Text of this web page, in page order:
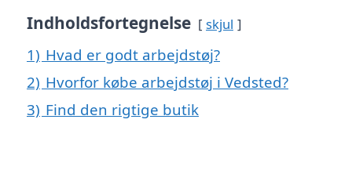
Indholdsfortegnelse skjul
1) Hvad er godt arbejdstøj?
2) Hvorfor købe arbejdstøj i Vedsted?
3) Find den rigtige butik